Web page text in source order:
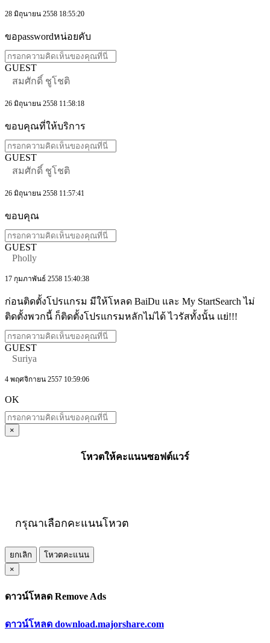
28 มิถุนายน 2558 18:55:20
ขอpasswordหน่อยคับ
GUEST
สมศักดิ์ ชูโชติ
26 มิถุนายน 2558 11:58:18
ขอบคุณที่ให้บริการ
GUEST
สมศักดิ์ ชูโชติ
26 มิถุนายน 2558 11:57:41
ขอบคุณ
GUEST
Pholly
17 กุมภาพันธ์ 2558 15:40:38
ก่อนติดตั้งโปรแกรม มีให้โหลด BaiDu และ My StartSearch ไม่
ติดตั้งพวกนี้ ก็ติดตั้งโปรแกรมหลักไม่ได้ ไวรัสทั้งนั้น แย่!!!
GUEST
Suriya
4 พฤศจิกายน 2557 10:59:06
OK
×
โหวตให้คะแนนซอฟต์แวร์
กรุณาเลือกคะแนนโหวต
ยกเลิก
โหวตคะแนน
×
ดาวน์โหลด Remove Ads
ดาวน์โหลด download.majorshare.com